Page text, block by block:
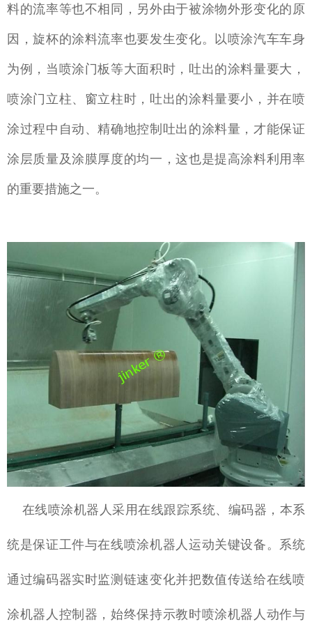
料的流率等也不相同，另外由于被涂物外形变化的原
因，旋杯的涂料流率也要发生变化。以喷涂汽车车身
为例，当喷涂门板等大面积时，吐出的涂料量要大，
喷涂门立柱、窗立柱时，吐出的涂料量要小，并在喷
涂过程中自动、精确地控制吐出的涂料量，才能保证
涂层质量及涂膜厚度的均一，这也是提高涂料利用率
的重要措施之一。
在线喷涂机器人采用在线跟踪系统、编码器，本系
统是保证工件与在线喷涂机器人运动关键设备。系统
通过编码器实时监测链速变化并把数值传送给在线喷
涂机器人控制器，始终保持示教时喷涂机器人动作与